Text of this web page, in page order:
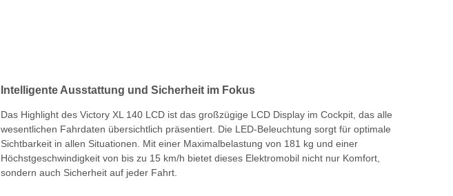
Intelligente Ausstattung und Sicherheit im Fokus
Das Highlight des Victory XL 140 LCD ist das großzügige LCD Display im Cockpit, das alle
wesentlichen Fahrdaten übersichtlich präsentiert. Die LED-Beleuchtung sorgt für optimale
Sichtbarkeit in allen Situationen. Mit einer Maximalbelastung von 181 kg und einer
Höchstgeschwindigkeit von bis zu 15 km/h bietet dieses Elektromobil nicht nur Komfort,
sondern auch Sicherheit auf jeder Fahrt.